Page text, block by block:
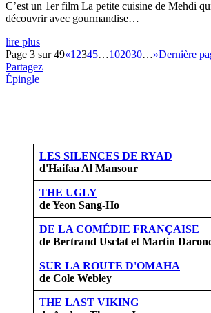
C’est un 1er film La petite cuisine de Mehdi
découvrir avec gourmandise…
lire plus
Page 3 sur 49«1 2345…102030…»Dernière
Partagez
Épingle
LES SILENCES DE RYAD
d'Haifaa Al Mansour
THE UGLY
de Yeon Sang-Ho
DE LA COMÉDIE FRANÇAISE
de Bertrand Usclat et Martin
SUR LA ROUTE D'OMAHA
de Cole Webley
THE LAST VIKING